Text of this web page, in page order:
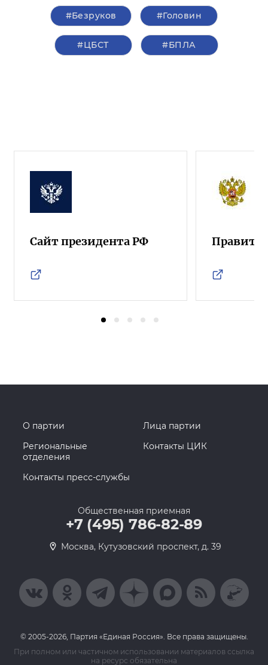
#Безруков #Головин
#ЦБСТ #БПЛА
Сайт президента РФ
О партии
Лица партии
Региональные
отделения
Контакты ЦИК
Контакты пресс-службы
Общественная приемная
+7 (495) 786-82-89
Москва, Кутузовский проспект, д. 39
© 2005-2026, Партия «Единая Россия». Все права защищены.
При полном или частичном использовании материалов ссылка
на ресурс обязательна